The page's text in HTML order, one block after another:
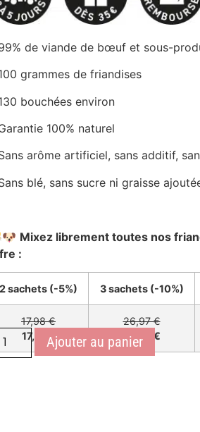
de viande de bœuf et sous-
grammes de friandises
bouchées environ
100% naturel
arôme artificiel, sans additif,
blé, sans sucre ni graisse
Mixez librement toutes nos
:
2 sachets (-5%) 3 sachets (-10%)
17,98 €
17,08€
26,97 €
24,27 €
Ajouter au panier